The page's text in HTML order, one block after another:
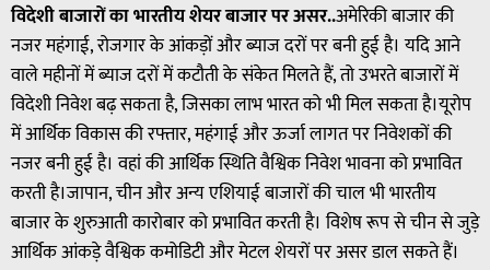
विदेशी बाजारों का भारतीय शेयर बाजार पर असर..अमेरिकी बाजार की
नजर महंगाई, रोजगार के आंकड़ों और ब्याज दरों पर बनी हुई है। यदि आने
वाले महीनों में ब्याज दरों में कटौती के संकेत मिलते हैं, तो उभरते बाजारों में
विदेशी निवेश बढ़ सकता है, जिसका लाभ भारत को भी मिल सकता है।यूरोप
में आर्थिक विकास की रफ्तार, महंगाई और ऊर्जा लागत पर निवेशकों की
नजर बनी हुई है। वहां की आर्थिक स्थिति वैश्विक निवेश भावना को प्रभावित
करती है।जापान, चीन और अन्य एशियाई बाजारों की चाल भी भारतीय
बाजार के शुरुआती कारोबार को प्रभावित करती है। विशेष रूप से चीन से जुड़े
आर्थिक आंकड़े वैश्विक कमोडिटी और मेटल शेयरों पर असर डाल सकते हैं।